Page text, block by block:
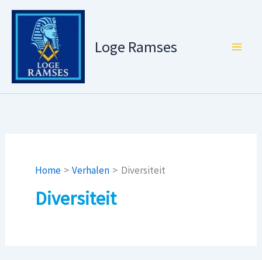
Loge Ramses
Home Verhalen Diversiteit
Diversiteit